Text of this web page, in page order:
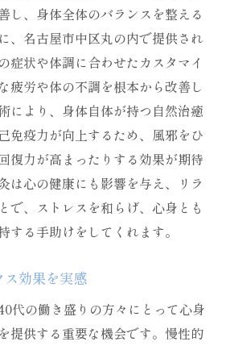
し、身体全体のバランスを整える
、名古屋市中区丸の内で提供され
症状や体調に合わせたカスタマイ
疲労や体の不調を根本から改善し
により、身体自体が持つ自然治癒
免疫力が向上するため、風邪をひ
復力が高まったりする効果が期待
は心の健康にも影響を与え、リラ
で、ストレスを和らげ、心身とも
する手助けをしてくれます。
効果を実感
代の働き盛りの方々にとって心身
提供する重要な機会です。慢性的